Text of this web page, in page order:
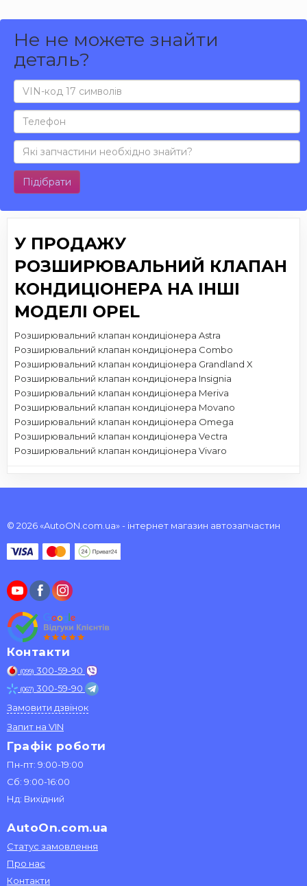
Не не можете знайти
деталь?
Підібрати
У ПРОДАЖУ
РОЗШИРЮВАЛЬНИЙ КЛАПАН
КОНДИЦІОНЕРА НА ІНШІ
МОДЕЛІ OPEL
Розширювальний клапан кондиціонера Astra
Розширювальний клапан кондиціонера Combo
Розширювальний клапан кондиціонера Grandland X
Розширювальний клапан кондиціонера Insignia
Розширювальний клапан кондиціонера Meriva
Розширювальний клапан кондиціонера Movano
Розширювальний клапан кондиціонера Omega
Розширювальний клапан кондиціонера Vectra
Розширювальний клапан кондиціонера Vivaro
© 2026 «AutoON.com.ua» - інтернет магазин автозапчастин
Контакти
(099) 300-59-90
(067) 300-59-90
Замовити дзвінок
Запит на VIN
Графік роботи
Пн-пт: 9:00-19:00
Сб: 9:00-16:00
Нд: Вихідний
AutoOn.com.ua
Статус замовлення
Про нас
Контакти